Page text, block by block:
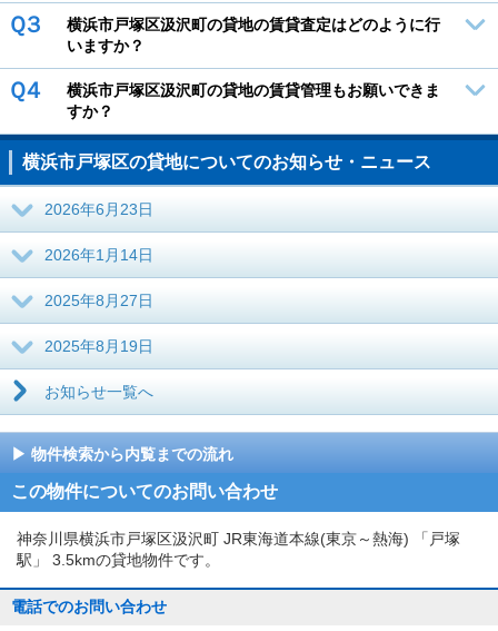
Ｑ３
横浜市戸塚区汲沢町の貸地の賃貸査定はどのように行
いますか？
Ｑ４
横浜市戸塚区汲沢町の貸地の賃貸管理もお願いできま
すか？
横浜市戸塚区の貸地についてのお知らせ・ニュース
2026年6月23日
2026年1月14日
2025年8月27日
2025年8月19日
お知らせ一覧へ
物件検索から内覧までの流れ
この物件についてのお問い合わせ
神奈川県横浜市戸塚区汲沢町 JR東海道本線(東京～熱海) 「戸塚
駅」 3.5kmの貸地物件です。
電話でのお問い合わせ